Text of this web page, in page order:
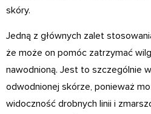
skóry.
Jedną z głównych zalet
że może on pomóc zatrzymać
nawodnioną. Jest to szczególnie
odwodnionej skórze, ponieważ
widoczność drobnych linii i